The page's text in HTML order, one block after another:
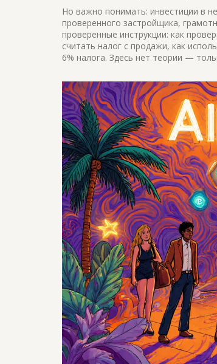
Но важно понимать: инвестиции в
проверенного застройщика,
проверенные инструкции: как
считать налог с продажи, как
6% налога. Здесь нет теории —